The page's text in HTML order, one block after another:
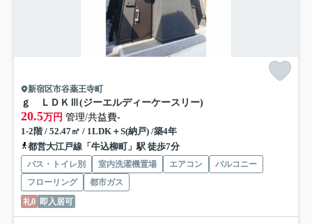
新宿区市谷薬王寺町
ｇ ＬＤＫⅢ(ジーエルディーケースリー)
20.5万円 管理/共益費-
1-2階 / 52.47㎡ / 1LDK＋S(納戸) /築4年
都営大江戸線「牛込柳町」駅 徒歩7分
バス・トイレ別 室内洗濯機置場 エアコン
バルコニー
フローリング
都市ガス
礼0 即入居可